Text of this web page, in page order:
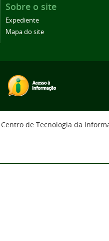
Sobre o site
Expediente
Mapa do site
Centro de Tecnologia da